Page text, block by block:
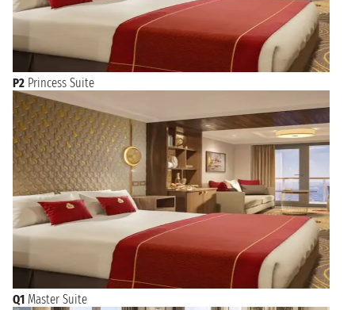
P2 Princess Suite
Q1 Master Suite